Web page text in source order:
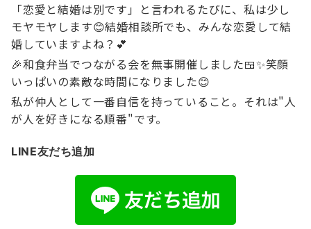
「恋愛と結婚は別です」と言われるたびに、私は少し
モヤモヤします😊結婚相談所でも、みんな恋愛して結
婚していますよね？💕
🎉和食弁当でつながる会を無事開催しました🍱✨笑顔
いっぱいの素敵な時間になりました😊
私が仲人として一番自信を持っていること。それは"人
が人を好きになる順番"です。
LINE友だち追加